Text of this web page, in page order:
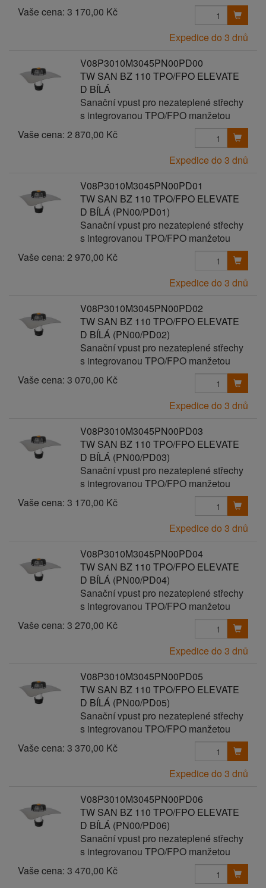
Vaše cena: 3 170,00 Kč
Expedice do 3 dnů
V08P3010M3045PN00PD00
TW SAN BZ 110 TPO/FPO ELEVATE
D BÍLÁ
Sanační vpust pro nezateplené střechy
s integrovanou TPO/FPO manžetou
Vaše cena: 2 870,00 Kč
Expedice do 3 dnů
V08P3010M3045PN00PD01
TW SAN BZ 110 TPO/FPO ELEVATE
D BÍLÁ (PN00/PD01)
Sanační vpust pro nezateplené střechy
s integrovanou TPO/FPO manžetou
Vaše cena: 2 970,00 Kč
Expedice do 3 dnů
V08P3010M3045PN00PD02
TW SAN BZ 110 TPO/FPO ELEVATE
D BÍLÁ (PN00/PD02)
Sanační vpust pro nezateplené střechy
s integrovanou TPO/FPO manžetou
Vaše cena: 3 070,00 Kč
Expedice do 3 dnů
V08P3010M3045PN00PD03
TW SAN BZ 110 TPO/FPO ELEVATE
D BÍLÁ (PN00/PD03)
Sanační vpust pro nezateplené střechy
s integrovanou TPO/FPO manžetou
Vaše cena: 3 170,00 Kč
Expedice do 3 dnů
V08P3010M3045PN00PD04
TW SAN BZ 110 TPO/FPO ELEVATE
D BÍLÁ (PN00/PD04)
Sanační vpust pro nezateplené střechy
s integrovanou TPO/FPO manžetou
Vaše cena: 3 270,00 Kč
Expedice do 3 dnů
V08P3010M3045PN00PD05
TW SAN BZ 110 TPO/FPO ELEVATE
D BÍLÁ (PN00/PD05)
Sanační vpust pro nezateplené střechy
s integrovanou TPO/FPO manžetou
Vaše cena: 3 370,00 Kč
Expedice do 3 dnů
V08P3010M3045PN00PD06
TW SAN BZ 110 TPO/FPO ELEVATE
D BÍLÁ (PN00/PD06)
Sanační vpust pro nezateplené střechy
s integrovanou TPO/FPO manžetou
Vaše cena: 3 470,00 Kč